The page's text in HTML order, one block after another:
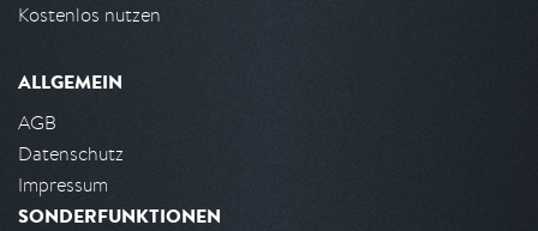
Kostenlos nutzen
ALLGEMEIN
AGB
Datenschutz
Impressum
SONDERFUNKTIONEN